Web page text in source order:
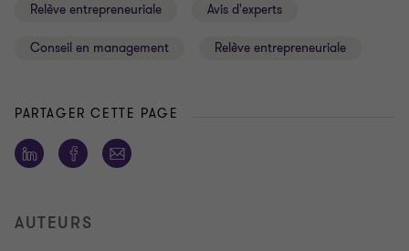
Relève entrepreneuriale Avis d'experts
Conseil en management Relève entrepreneuriale
PARTAGER CETTE PAGE
AUTEURS